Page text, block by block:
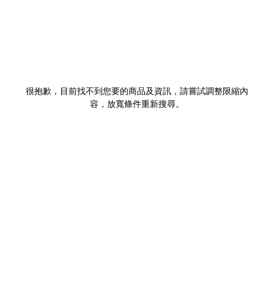
很抱歉，目前找不到您要的商品及資訊，請嘗試調整限縮內
容，放寬條件重新搜尋。